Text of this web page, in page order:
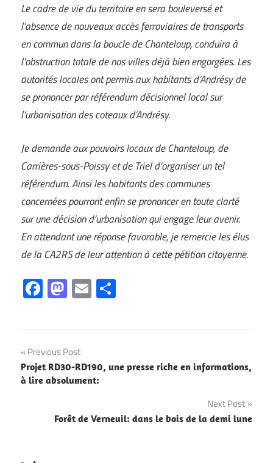
Le cadre de vie du territoire en sera bouleversé et
l’absence de nouveaux accès ferroviaires de transports
en commun dans la boucle de Chanteloup, conduira à
l’obstruction totale de nos villes déjà bien engorgées. Les
autorités locales ont permis aux habitants d’Andrésy de
se prononcer par référendum décisionnel local sur
l’urbanisation des coteaux d’Andrésy.
Je demande aux pouvoirs locaux de Chanteloup, de
Carrières-sous-Poissy et de Triel d’organiser un tel
référendum. Ainsi les habitants des communes
concernées pourront enfin se prononcer en toute clarté
sur une décision d’urbanisation qui engage leur avenir.
En attendant une réponse favorable, je remercie les élus
de la CA2RS de leur attention à cette pétition citoyenne.
Facebook
Mastodon
Email
Navigation
de
Previous Post
Projet RD30-RD190, une presse riche en informations,
à lire absolument:
Next Post
Forêt de Verneuil: dans le bois de la demi lune